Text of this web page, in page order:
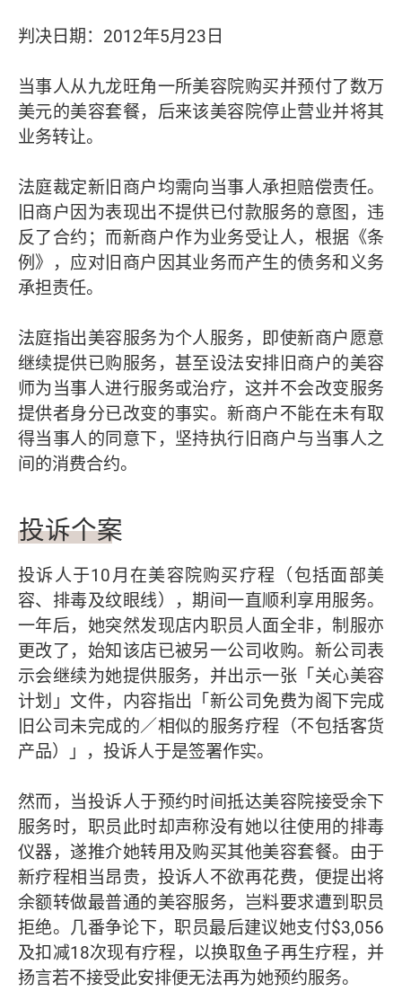
判决日期：2012年5月23日
当事人从九龙旺角一所美容院购买并预付了数万
美元的美容套餐，后来该美容院停止营业并将其
业务转让。
法庭裁定新旧商户均需向当事人承担赔偿责任。
旧商户因为表现出不提供已付款服务的意图，违
反了合约；而新商户作为业务受让人，根据《条
例》，应对旧商户因其业务而产生的债务和义务
承担责任。
法庭指出美容服务为个人服务，即使新商户愿意
继续提供已购服务，甚至设法安排旧商户的美容
师为当事人进行服务或治疗，这并不会改变服务
提供者身分已改变的事实。新商户不能在未有取
得当事人的同意下，坚持执行旧商户与当事人之
间的消费合约。
投诉个案
投诉人于10月在美容院购买疗程（包括面部美
容、排毒及纹眼线），期间一直顺利享用服务。
一年后，她突然发现店内职员人面全非，制服亦
更改了，始知该店已被另一公司收购。新公司表
示会继续为她提供服务，并出示一张「关心美容
计划」文件，内容指出「新公司免费为阁下完成
旧公司未完成的／相似的服务疗程（不包括客货
产品）」，投诉人于是签署作实。
然而，当投诉人于预约时间抵达美容院接受余下
服务时，职员此时却声称没有她以往使用的排毒
仪器，遂推介她转用及购买其他美容套餐。由于
新疗程相当昂贵，投诉人不欲再花费，便提出将
余额转做最普通的美容服务，岂料要求遭到职员
拒绝。几番争论下，职员最后建议她支付$3,056
及扣减18次现有疗程，以换取鱼子再生疗程，并
扬言若不接受此安排便无法再为她预约服务。